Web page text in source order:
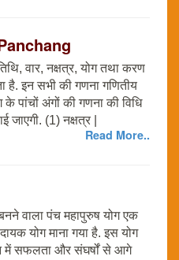
वार, नक्षत्र, योग तथा करण
है. इन सभी की गणना गणितीय
पांचों अंगों की गणना की विधि
(1) नक्षत्र |
Read More..
वाला पंच महापुरुष योग एक
योग माना गया है. इस योग
में सफलता और संघर्षों से आगे